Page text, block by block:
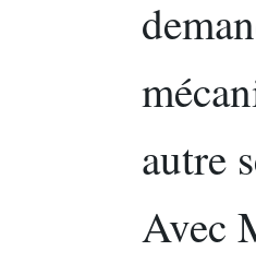
autre
Avec